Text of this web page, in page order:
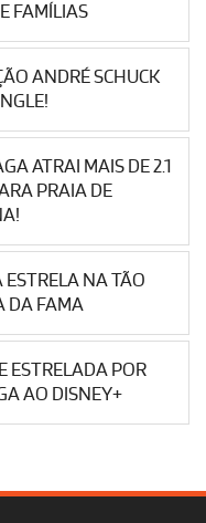
FAMÍLIAS
ANDRÉ SCHUCK
ATRAI MAIS DE 2.1
PRAIA DE
NA TÃO
DA FAMA
ESTRELADA POR
AO DISNEY+